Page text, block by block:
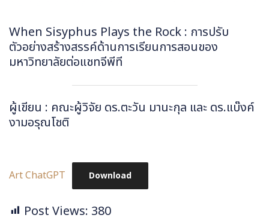
When Sisyphus Plays the Rock : การปรับ
ตัวอย่างสร้างสรรค์ด้านการเรียนการสอนของ
มหาวิทยาลัยต่อแชทจีพีที
ผู้เขียน : คณะผู้วิจัย ดร.ตะวัน มานะกุล และ ดร.แบ๊งค์
งามอรุณโชติ
Art ChatGPT Download
Post Views: 380